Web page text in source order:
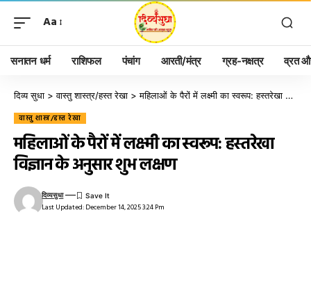
Aa
सनातन धर्म राशिफल पंचांग आरती/मंत्र ग्रह-नक्षत्र व्रत
दिव्य सुधा >वास्तु शास्त्र/हस्त रेखा >महिलाओं के पैरों में लक्ष्मी का स्वरूप: हस्तरेखा विज्ञान के अनुसार शुभ लक्षण
वास्तु शास्त्र/हस्त रेखा
महिलाओं के पैरों में लक्ष्मी का स्वरूप: हस्तरेखा
विज्ञान के अनुसार शुभ लक्षण
Last Updated: December 14, 2025 3:24 Pm
दिव्यसुधा